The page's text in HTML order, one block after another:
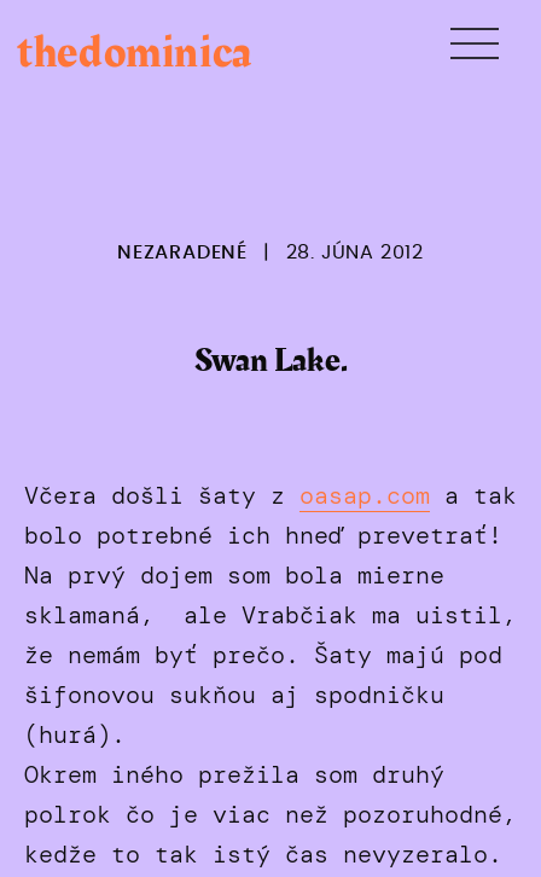
to
content
thedominica
NEZARADENÉ 28. JÚNA 2012
Swan Lake.
Včera došli šaty z oasap.com a tak
bolo potrebné ich hneď prevetrať!
Na prvý dojem som bola mierne
sklamaná, ale Vrabčiak ma uistil,
že nemám byť prečo. Šaty majú pod
šifonovou sukňou aj spodničku
(hurá).
Okrem iného prežila som druhý
polrok čo je viac než pozoruhodné,
kedže to tak istý čas nevyzeralo.